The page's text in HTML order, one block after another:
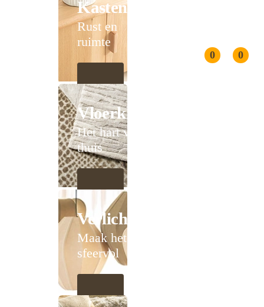
0 0
Kasten
Rust en
ruimte
Vloerkleden
Het hart van
thuis
Verlichting
Maak het
sfeervol